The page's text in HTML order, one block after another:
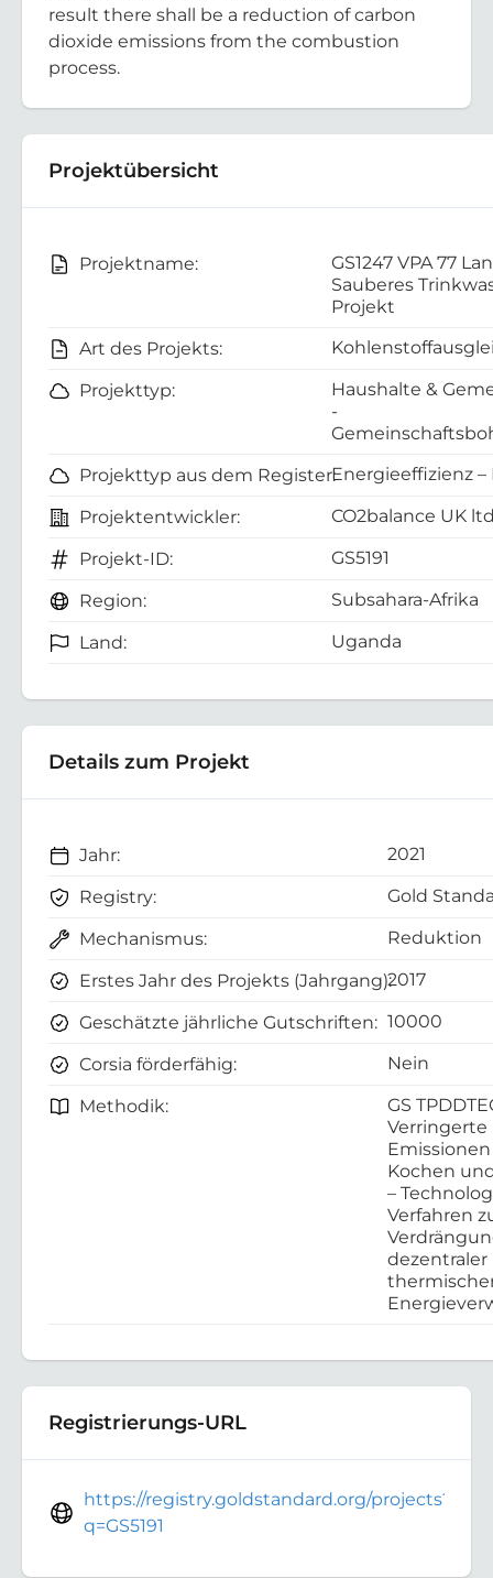
result there shall be a reduction of carbon
dioxide emissions from the combustion
process.
Projektübersicht
Projektname:
GS1247 VPA 77
Sauberes
Projekt
Art des Projekts:
Projekttyp:
Haushalte &
-
Projekttyp aus dem Register:Energieeffizienz –
Projektentwickler: CO2balance UK
Projekt-ID: GS5191
Region: Subsahara-Afrika
Land: Uganda
Details zum Projekt
Jahr: 2021
Registry: Gold
Mechanismus: Reduktion
Erstes Jahr des Projekts (Jahrgang):2017
Geschätzte jährliche Gutschriften: 10000
Corsia förderfähig: Nein
Methodik:
GS
Verringerte
Kochen
–
Verfahren
dezentraler
Registrierungs-URL
https://registry.goldstandard.org/projects?
q=GS5191